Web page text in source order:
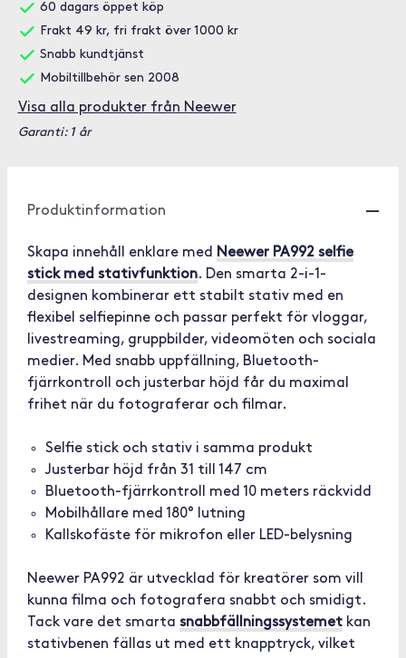
60 dagars öppet köp
Frakt 49 kr, fri frakt över 1000 kr
Snabb kundtjänst
Mobiltillbehör sen 2008
Visa alla produkter från Neewer
Garanti: 1 år
Produktinformation
Skapa innehåll enklare med
Neewer PA992 selfie
stick med stativfunktion. Den smarta 2-i-1-
designen kombinerar ett stabilt stativ med en
flexibel selfiepinne och passar perfekt för vloggar,
livestreaming, gruppbilder, videomöten och sociala
medier. Med snabb uppfällning, Bluetooth-
fjärrkontroll och justerbar höjd får du maximal
frihet när du fotograferar och filmar.
Selfie stick och stativ i samma produkt
Justerbar höjd från 31 till 147 cm
Bluetooth-fjärrkontroll med 10 meters räckvidd
Mobilhållare med 180° lutning
Kallskofäste för mikrofon eller LED-belysning
Neewer PA992 är utvecklad för kreatörer som vill
kunna filma och fotografera snabbt och smidigt.
Tack vare det smarta snabbfällningssystemet kan
stativbenen fällas ut med ett knapptryck, vilket